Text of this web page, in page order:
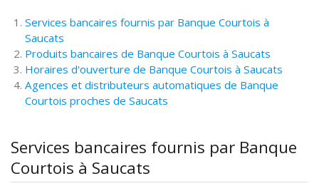
Services bancaires fournis par Banque Courtois à
Saucats
Produits bancaires de Banque Courtois à Saucats
Horaires d'ouverture de Banque Courtois à Saucats
Agences et distributeurs automatiques de Banque
Courtois proches de Saucats
Services bancaires fournis par Banque
Courtois à Saucats